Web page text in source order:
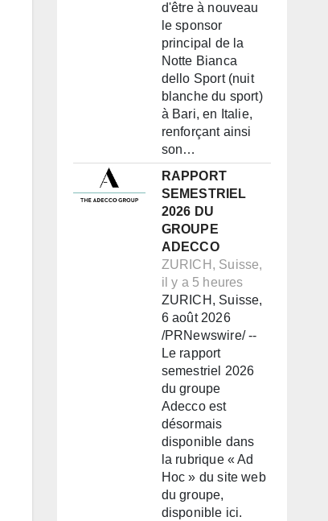
d'être à nouveau
le sponsor
principal de la
Notte Bianca
dello Sport (nuit
blanche du sport)
à Bari, en Italie,
renforçant ainsi
son…
RAPPORT
SEMESTRIEL
2026 DU
GROUPE
ADECCO
ZURICH, Suisse,
il y a 5 heures
ZURICH, Suisse,
6 août 2026
/PRNewswire/ --
Le rapport
semestriel 2026
du groupe
Adecco est
désormais
disponible dans
la rubrique « Ad
Hoc » du site web
du groupe,
disponible ici.